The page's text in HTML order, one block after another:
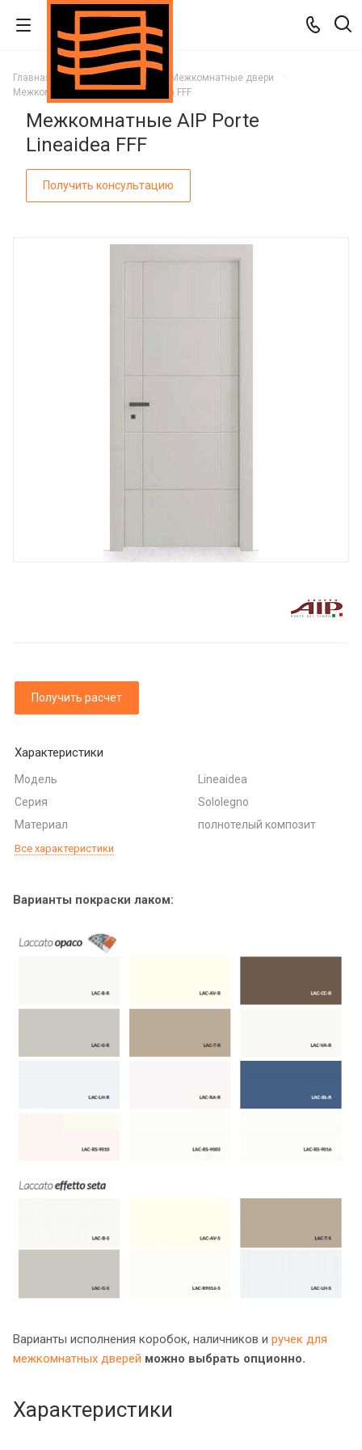
Главная Каталог
Межкомнатные двери
Межкомнатные AIP Porte Lineaidea FFF
Межкомнатные AIP Porte
Lineaidea FFF
Получить консультацию
Получить расчет
Характеристики
Модель
Lineaidea
Серия
Sololegno
Материал
полнотелый композит
Все характеристики
Варианты покраски лаком:
Варианты исполнения коробок, наличников и ручек для
межкомнатных дверей можно выбрать опционно.
Характеристики